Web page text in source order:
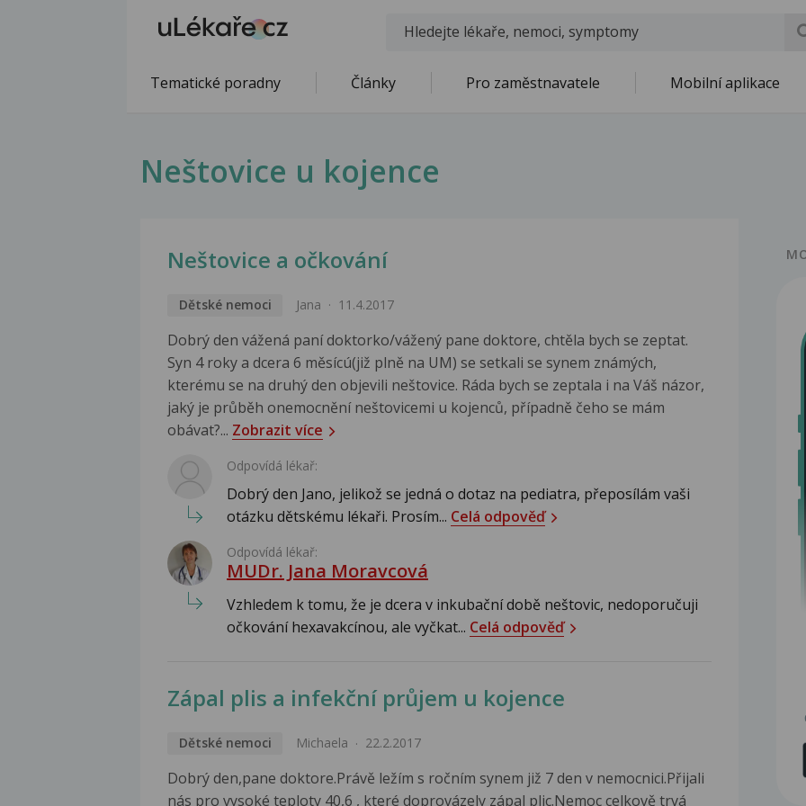
Tematické poradny Články Pro zaměstnavatele Mobilní aplikace
Neštovice u kojence
Neštovice a očkování
Dětské nemoci Jana 11.4.2017
Dobrý den vážená paní doktorko/vážený pane doktore, chtěla bych se zeptat.
Syn 4 roky a dcera 6 měsícú(již plně na UM) se setkali se synem známých,
kterému se na druhý den objevili neštovice. Ráda bych se zeptala i na Váš názor,
jaký je průběh onemocnění neštovicemi u kojenců, případně čeho se mám
obávat?... Zobrazit více
Odpovídá lékař:
Dobrý den Jano, jelikož se jedná o dotaz na pediatra, přeposílám vaši
otázku dětskému lékaři. Prosím... Celá odpověď
Odpovídá lékař:
MUDr. Jana Moravcová
Vzhledem k tomu, že je dcera v inkubační době neštovic, nedoporučuji
očkování hexavakcínou, ale vyčkat... Celá odpověď
Zápal plis a infekční průjem u kojence
Dětské nemoci Michaela 22.2.2017
Dobrý den,pane doktore.Právě ležím s ročním synem již 7 den v nemocnici.Přijali
nás pro vysoké teploty 40,6 , které doprovázely zápal plic.Nemoc celkově trvá